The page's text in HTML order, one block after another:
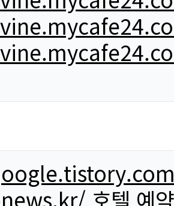
호텔 예약